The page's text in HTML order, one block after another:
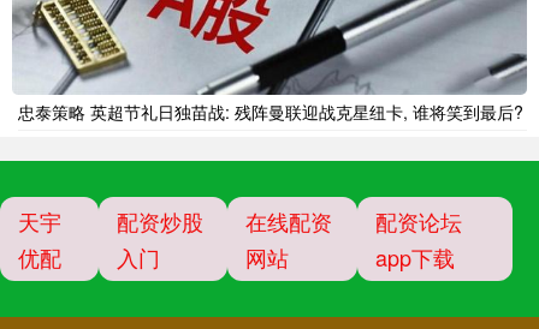
忠泰策略 英超节礼日独苗战: 残阵曼联迎战克星纽卡, 谁将笑到最后?
天宇
优配
配资炒股
入门
在线配资
网站
配资论坛
app下载